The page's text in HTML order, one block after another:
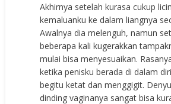
Akhirnya setelah kurasa cukup
kemaluanku ke dalam liangnya
Awalnya dia melenguh, namun
beberapa kali kugerakkan
mulai bisa menyesuaikan.
ketika penisku berada di dalam
begitu ketat dan menggigit.
dinding vaginanya sangat bisa